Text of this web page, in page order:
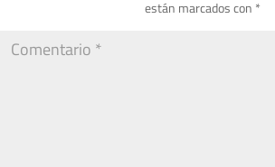
están marcados con *